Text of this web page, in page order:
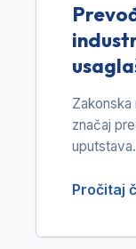
značaj
uputstava.
Pročitaj